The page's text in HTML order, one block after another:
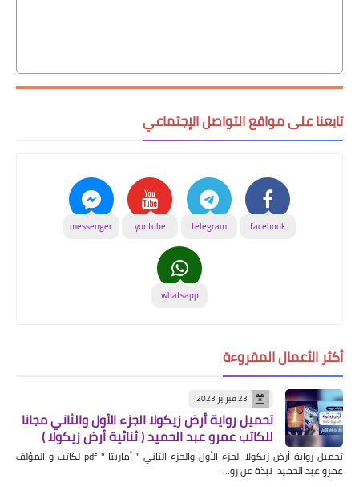
تابعنا على مواقع التواصل الإجتماعي
facebook
telegram
youtube
messenger
whatsapp
أكثر الأعمال المقروءة
23 فبراير 2023
تحميل رواية أرض زيكولا الجزء الأول والثاني مجانا
للكاتب عمرو عبد الحميد ( ثنائية أرض زيكولا )
تحميل رواية أرض زيكولا الجزء الأول والجزء التاني " أماريتا " pdf لكاتب و المؤلف
عمرو عبد الحميد. نبذة عن رو…